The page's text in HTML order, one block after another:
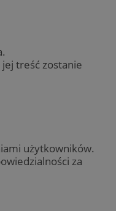
treść zostanie
użytkowników.
za